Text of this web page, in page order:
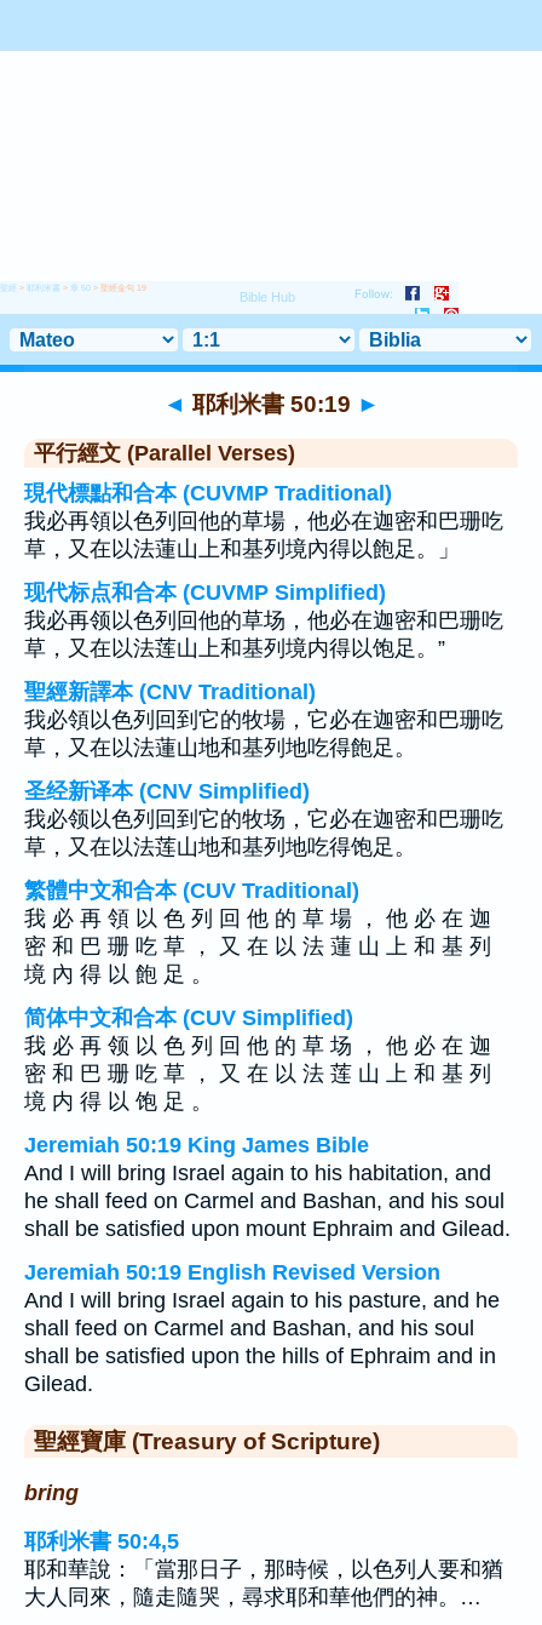
聖經 > 耶利米書 > 章 50 > 聖經金句 19
◄ 耶利米書 50:19 ►
平行經文 (Parallel Verses)
現代標點和合本 (CUVMP Traditional)
我必再領以色列回他的草場，他必在迦密和巴珊吃
草，又在以法蓮山上和基列境內得以飽足。」
现代标点和合本 (CUVMP Simplified)
我必再领以色列回他的草场，他必在迦密和巴珊吃
草，又在以法莲山上和基列境内得以饱足。”
聖經新譯本 (CNV Traditional)
我必領以色列回到它的牧場，它必在迦密和巴珊吃
草，又在以法蓮山地和基列地吃得飽足。
圣经新译本 (CNV Simplified)
我必领以色列回到它的牧场，它必在迦密和巴珊吃
草，又在以法莲山地和基列地吃得饱足。
繁體中文和合本 (CUV Traditional)
我 必 再 領 以 色 列 回 他 的 草 場 ， 他 必 在 迦
密 和 巴 珊 吃 草 ， 又 在 以 法 蓮 山 上 和 基 列
境 內 得 以 飽 足 。
简体中文和合本 (CUV Simplified)
我 必 再 领 以 色 列 回 他 的 草 场 ， 他 必 在 迦
密 和 巴 珊 吃 草 ， 又 在 以 法 莲 山 上 和 基 列
境 内 得 以 饱 足 。
Jeremiah 50:19 King James Bible
And I will bring Israel again to his habitation, and
he shall feed on Carmel and Bashan, and his soul
shall be satisfied upon mount Ephraim and Gilead.
Jeremiah 50:19 English Revised Version
And I will bring Israel again to his pasture, and he
shall feed on Carmel and Bashan, and his soul
shall be satisfied upon the hills of Ephraim and in
Gilead.
聖經寶庫 (Treasury of Scripture)
bring
耶利米書 50:4,5
耶和華說：「當那日子，那時候，以色列人要和猶
大人同來，隨走隨哭，尋求耶和華他們的神。…